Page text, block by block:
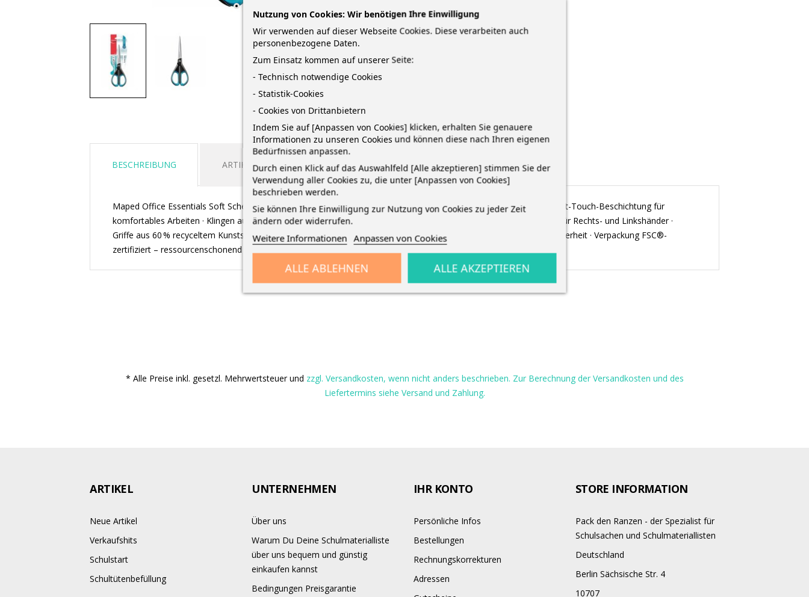
BESCHREIBUNG ARTIKELDETAILS
Maped Office Essentials Soft Schere 17 cm · Präzise Schneidleistung für Büro & Schule · Ergonomische Griffe mit Soft-Touch-Beschichtung für
komfortables Arbeiten · Klingen aus rostfreiem Edelstahl für langlebige Schärfe · Symmetrisches Design – geeignet für Rechts- und Linkshänder ·
Griffe aus 60 % recyceltem Kunststoff – umweltfreundlich & nachhaltig · Abgerundete Klingenspitzen für erhöhte Sicherheit · Verpackung FSC®-
zertifiziert – ressourcenschonend produziert · Ideal für präzises Schneiden von Papier, Karton & Bastelmaterialien
* Alle Preise inkl. gesetzl. Mehrwertsteuer und zzgl. Versandkosten, wenn nicht anders beschrieben. Zur Berechnung der Versandkosten und des
Liefertermins siehe Versand und Zahlung.
ARTIKEL
Neue Artikel
Verkaufshits
Schulstart
Schultütenbefüllung
UNTERNEHMEN
Über uns
Warum Du Deine Schulmaterialliste
über uns bequem und günstig
einkaufen kannst
Bedingungen Preisgarantie
IHR KONTO
Persönliche Infos
Bestellungen
Rechnungskorrekturen
Adressen
STORE INFORMATION
Pack den Ranzen - der Spezialist für
Schulsachen und Schulmateriallisten
Deutschland
Berlin Sächsische Str. 4
10707
Nutzung von Cookies: Wir benötigen Ihre Einwilligung
Wir verwenden auf dieser Webseite Cookies. Diese verarbeiten auch
personenbezogene Daten.
Zum Einsatz kommen auf unserer Seite:
- Technisch notwendige Cookies
- Statistik-Cookies
- Cookies von Drittanbietern
Indem Sie auf [Anpassen von Cookies] klicken, erhalten Sie genauere
Informationen zu unseren Cookies und können diese nach Ihren eigenen
Bedürfnissen anpassen.
Durch einen Klick auf das Auswahlfeld [Alle akzeptieren] stimmen Sie der
Verwendung aller Cookies zu, die unter [Anpassen von Cookies]
beschrieben werden.
Sie können Ihre Einwilligung zur Nutzung von Cookies zu jeder Zeit
ändern oder widerrufen.
Weitere Informationen Anpassen von Cookies
ALLE ABLEHNEN ALLE AKZEPTIEREN